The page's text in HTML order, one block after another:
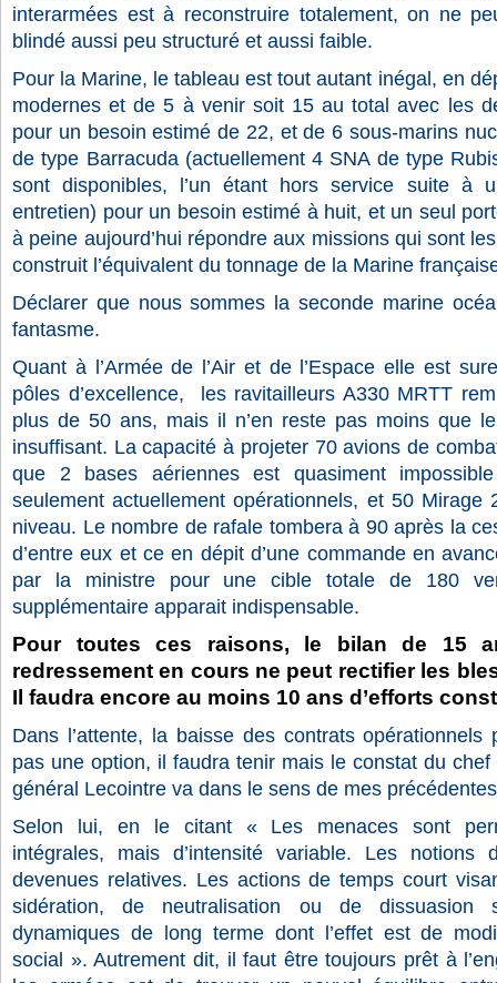
interarmées est à reconstruire totalement, on ne
blindé aussi peu structuré et aussi faible.
Pour la Marine, le tableau est tout autant inégal, en
modernes et de 5 à venir soit 15 au total avec les
pour un besoin estimé de 22, et de 6 sous-marins
de type Barracuda (actuellement 4 SNA de type
sont disponibles, l’un étant hors service suite à
entretien) pour un besoin estimé à huit, et un seul
à peine aujourd’hui répondre aux missions qui sont
construit l’équivalent du tonnage de la Marine
Déclarer que nous sommes la seconde marine
fantasme.
Quant à l’Armée de l’Air et de l’Espace elle est
pôles d’excellence,
les ravitailleurs A330 MRTT
plus de 50 ans, mais il n’en reste pas moins que
insuffisant. Lacapacité à projeter 70 avions de
que 2 bases aériennes est quasiment
seulement actuellement opérationnels, et 50
niveau. Le nombre de rafale tombera à 90 après la
d’entre eux et ce en dépit d’une commande en
par la ministre pour une cible totale de 180
supplémentaire apparait indispensable.
Pour toutes ces raisons, le bilan de 15
redressement en cours ne peut rectifier les
Il faudra encore au moins 10 ans d’efforts
Dans l’attente, la baisse des contrats opérationnels
pas une option, il faudra tenir mais le constat du chef
général Lecointre va dans le sens de mes
Selon lui, en le citant « Les menaces sont
intégrales, mais d’intensité variable. Les
devenues relatives. Les actions de temps court
sidération, de neutralisation ou de dissuasion
dynamiques de long terme dont l’effet est de
social ». Autrement dit, il faut être toujours prêt à